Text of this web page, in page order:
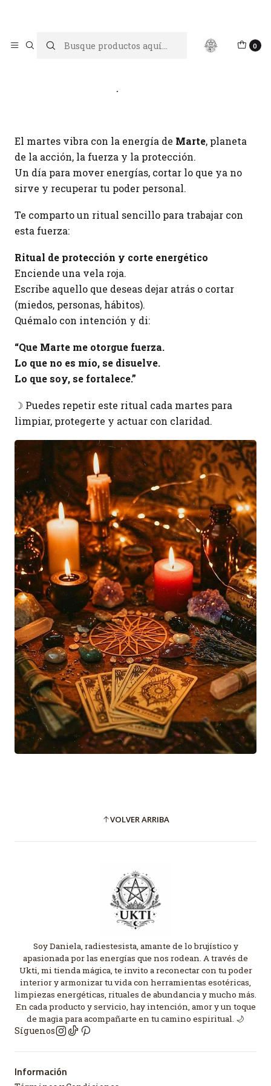
0
Inicio Blog Martes, día de Marte
El martes vibra con la energía de Marte, planeta
de la acción, la fuerza y la protección.
Un día para mover energías, cortar lo que ya no
sirve y recuperar tu poder personal.
Te comparto un ritual sencillo para trabajar con
esta fuerza:
Ritual de protección y corte energético
Enciende una vela roja.
Escribe aquello que deseas dejar atrás o cortar
(miedos, personas, hábitos).
Quémalo con intención y di:
“Que Marte me otorgue fuerza.
Lo que no es mío, se disuelve.
Lo que soy, se fortalece.”
☽ Puedes repetir este ritual cada martes para
limpiar, protegerte y actuar con claridad.
VOLVER ARRIBA
Soy Daniela, radiestesista, amante de lo brujístico y
apasionada por las energías que nos rodean. A través de
Ukti, mi tienda mágica, te invito a reconectar con tu poder
interior y armonizar tu vida con herramientas esotéricas,
limpiezas energéticas, rituales de abundancia y mucho más.
En cada producto y servicio, hay intención, amor y un toque
de magia para acompañarte en tu camino espiritual. 🌙
Síguenos
Información